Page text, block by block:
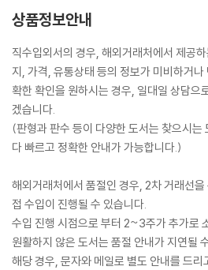
상품정보안내
직수입외서의 경우, 해외거래처에서 제공
지, 가격, 유통상태 등의 정보가 미비하거
확한 확인을 원하시는 경우, 일대일 상담으
겠습니다.
(판형과 판수 등이 다양한 도서는 찾으시는
다 빠르고 정확한 안내가 가능합니다.)
해외거래처에서 품절인 경우, 2차 거래선
접 수입이 진행될 수 있습니다.
수입 진행 시점으로 부터 2~3주가 추가로
원활하지 않은 도서는 품절 안내가 지연될
해당 경우, 문자와 메일로 별도 안내를 드리